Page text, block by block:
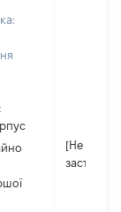
[Не